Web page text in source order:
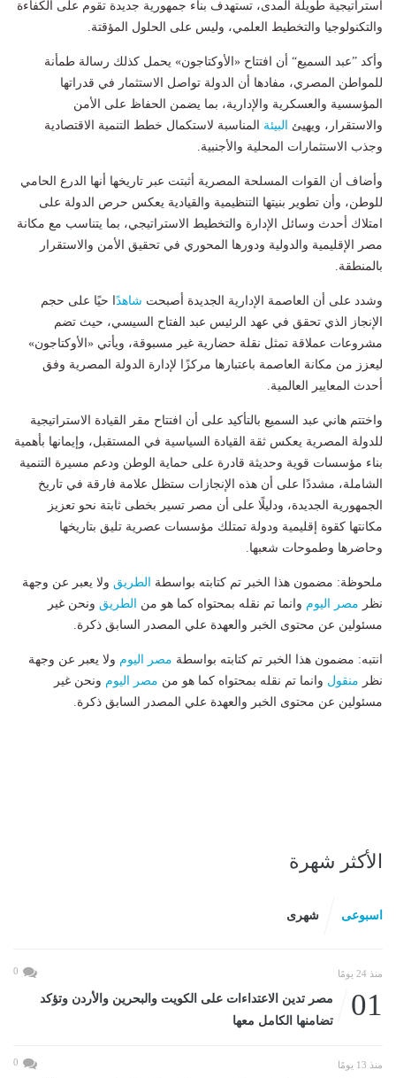
استراتيجية طويلة المدى، تستهدف بناء جمهورية جديدة تقوم على الكفاءة
والتكنولوجيا والتخطيط العلمي، وليس على الحلول المؤقتة.
وأكد ”عبد السميع“ أن افتتاح «الأوكتاجون» يحمل كذلك رسالة طمأنة
للمواطن المصري، مفادها أن الدولة تواصل الاستثمار في قدراتها
المؤسسية والعسكرية والإدارية، بما يضمن الحفاظ على الأمن
والاستقرار، ويهيئ
البيئة المناسبة لاستكمال خطط التنمية الاقتصادية
وجذب الاستثمارات المحلية والأجنبية.
وأضاف أن القوات المسلحة المصرية أثبتت عبر تاريخها أنها الدرع الحامي
للوطن، وأن تطوير بنيتها التنظيمية والقيادية يعكس حرص الدولة على
امتلاك أحدث وسائل الإدارة والتخطيط الاستراتيجي، بما يتناسب مع مكانة
مصر الإقليمية والدولية ودورها المحوري في تحقيق الأمن والاستقرار
بالمنطقة.
وشدد على أن العاصمة الإدارية الجديدة أصبحت شاهد ًا حيًا على حجم
الإنجاز الذي تحقق في عهد الرئيس عبد الفتاح السيسي، حيث تضم
مشروعات عملاقة تمثل نقلة حضارية غير مسبوقة، ويأتي «الأوكتاجون»
ليعزز من مكانة العاصمة باعتبارها مركزًا لإدارة الدولة المصرية وفق
أحدث المعايير العالمية.
واختتم هاني عبد السميع بالتأكيد على أن افتتاح مقر القيادة الاستراتيجية
للدولة المصرية يعكس ثقة القيادة السياسية في المستقبل، وإيمانها بأهمية
بناء مؤسسات قوية وحديثة قادرة على حماية الوطن ودعم مسيرة التنمية
الشاملة، مشددًا على أن هذه الإنجازات ستظل علامة فارقة في تاريخ
الجمهورية الجديدة، ودليلًا على أن مصر تسير بخطى ثابتة نحو تعزيز
مكانتها كقوة إقليمية ودولة تمتلك مؤسسات عصرية تليق بتاريخها
وحاضرها وطموحات شعبها.
ملحوظة: مضمون هذا الخبر تم كتابته بواسطة الطريق ولا يعبر عن وجهة
نظر مصر اليوم وانما تم نقله بمحتواه كما هو من الطريق ونحن غير
مسئولين عن محتوى الخبر والعهدة علي المصدر السابق ذكرة.
انتبه: مضمون هذا الخبر تم كتابته بواسطة مصر اليوم ولا يعبر عن وجهة
نظر منقول وانما تم نقله بمحتواه كما هو من مصر اليوم ونحن غير
مسئولين عن محتوى الخبر والعهدة علي المصدر السابق ذكرة.
الأكثر شهرة
اسبوعى شهرى
منذ 24 يومًا 0
01
مصر تدين الاعتداءات على الكويت والبحرين والأردن وتؤكد
تضامنها الكامل معها
منذ 13 يومًا 0